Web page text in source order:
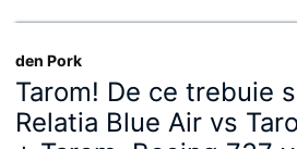
den Pork
Tarom! De ce trebuie
Relatia Blue Air vs